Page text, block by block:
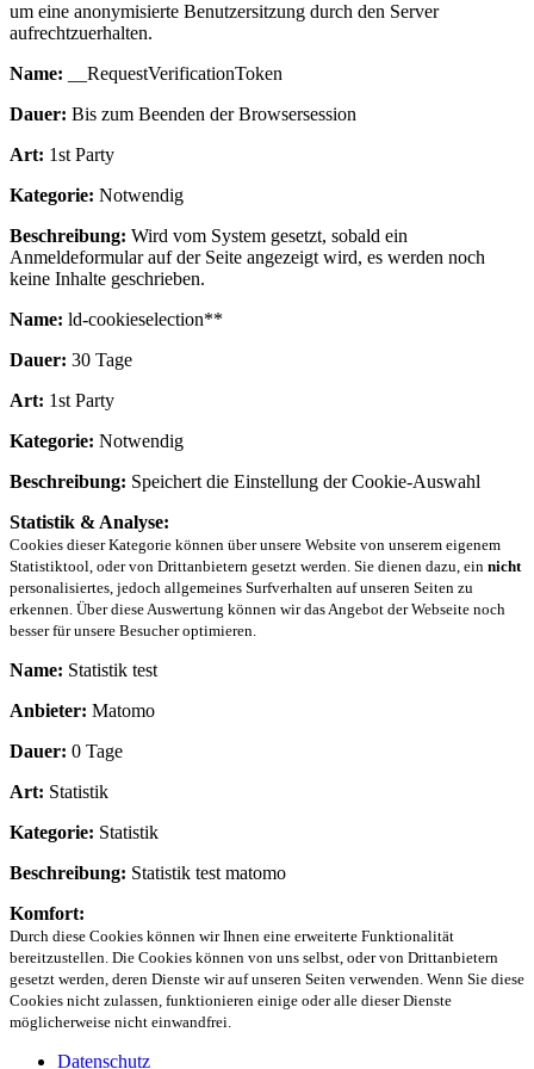
um eine anonymisierte Benutzersitzung durch den Server
aufrechtzuerhalten.
Name: __RequestVerificationToken
Dauer: Bis zum Beenden der Browsersession
Art: 1st Party
Kategorie: Notwendig
Beschreibung: Wird vom System gesetzt, sobald ein
Anmeldeformular auf der Seite angezeigt wird, es werden noch
keine Inhalte geschrieben.
Name: ld-cookieselection**
Dauer: 30 Tage
Art: 1st Party
Kategorie: Notwendig
Beschreibung: Speichert die Einstellung der Cookie-Auswahl
Statistik & Analyse:
Cookies dieser Kategorie können über unsere Website von unserem eigenem
Statistiktool, oder von Drittanbietern gesetzt werden. Sie dienen dazu, ein nicht
personalisiertes, jedoch allgemeines Surfverhalten auf unseren Seiten zu
erkennen. Über diese Auswertung können wir das Angebot der Webseite noch
besser für unsere Besucher optimieren.
Name: Statistik test
Anbieter: Matomo
Dauer: 0 Tage
Art: Statistik
Kategorie: Statistik
Beschreibung: Statistik test matomo
Komfort:
Durch diese Cookies können wir Ihnen eine erweiterte Funktionalität
bereitzustellen. Die Cookies können von uns selbst, oder von Drittanbietern
gesetzt werden, deren Dienste wir auf unseren Seiten verwenden. Wenn Sie diese
Cookies nicht zulassen, funktionieren einige oder alle dieser Dienste
möglicherweise nicht einwandfrei.
Datenschutz